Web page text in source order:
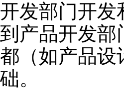
开发部门开发
到产品开发部
都（如产品设
础。